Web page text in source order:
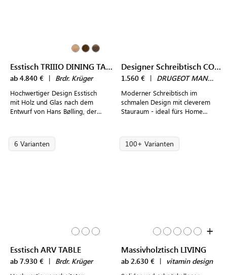
Esstisch TRIIIO DINING TABLE
ab 4.840 € | Brdr. Krüger
Hochwertiger Design Esstisch
mit Holz und Glas nach dem
Entwurf von Hans Bølling, der
Designer Schreibtisch COMPAS
1.560 € | DRUGEOT MANUFACTURE
Moderner Schreibtisch im
schmalen Design mit cleverem
Stauraum - ideal fürs Home
6 Varianten
Esstisch ARV TABLE
ab 7.930 € | Brdr. Krüger
100+ Varianten
+
Massivholztisch LIVING
ab 2.630 € | vitamin design